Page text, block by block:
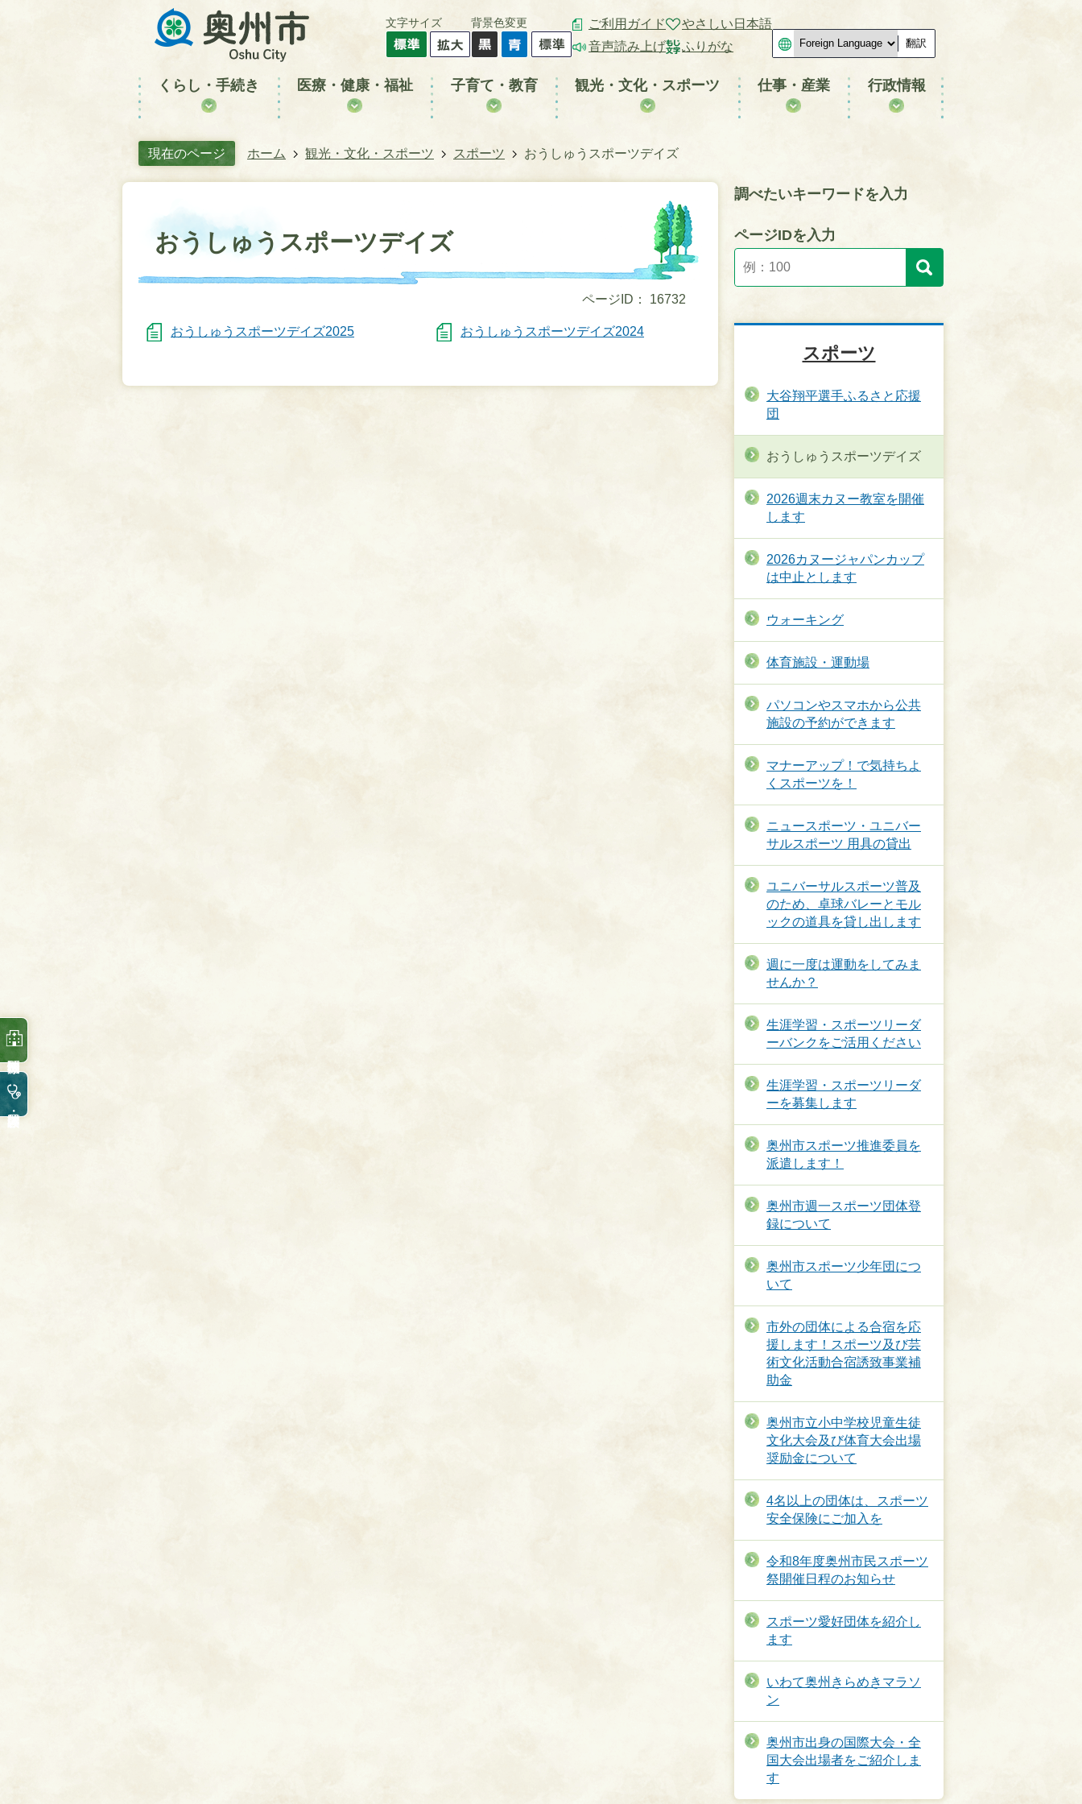
文字サイズ 背景色変更
ご利用ガイド
音声読み上げ
やさしい日本語
ふりがな
翻訳
くらし・手続き 医療・健康・福祉 子育て・教育 観光・文化・スポーツ 仕事・産業 行政情報
現在のページ ホーム 観光・文化・スポーツ スポーツ おうしゅうスポーツデイズ
おうしゅうスポーツデイズ
ページID： 16732
おうしゅうスポーツデイズ2025 おうしゅうスポーツデイズ2024
調べたいキーワードを入力
ページIDを入力
スポーツ
大谷翔平選手ふるさと応援
団
おうしゅうスポーツデイズ
2026週末カヌー教室を開催
します
2026カヌージャパンカップ
は中止とします
ウォーキング
体育施設・運動場
パソコンやスマホから公共
施設の予約ができます
マナーアップ！で気持ちよ
くスポーツを！
ニュースポーツ・ユニバー
サルスポーツ 用具の貸出
ユニバーサルスポーツ普及
のため、卓球バレーとモル
ックの道具を貸し出します
週に一度は運動をしてみま
せんか？
生涯学習・スポーツリーダ
ーバンクをご活用ください
生涯学習・スポーツリーダ
ーを募集します
奥州市スポーツ推進委員を
派遣します！
奥州市週一スポーツ団体登
録について
奥州市スポーツ少年団につ
いて
市外の団体による合宿を応
援します！スポーツ及び芸
術文化活動合宿誘致事業補
助金
奥州市立小中学校児童生徒
文化大会及び体育大会出場
奨励金について
4名以上の団体は、スポーツ
安全保険にご加入を
令和8年度奥州市民スポーツ
祭開催日程のお知らせ
スポーツ愛好団体を紹介し
ます
いわて奥州きらめきマラソ
ン
奥州市出身の国際大会・全
国大会出場者をご紹介しま
す